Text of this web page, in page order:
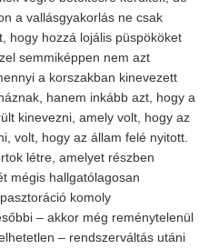
a vallásgyakorlás ne csak
hogy hozzá lojális püspököket
semmiképpen nem azt
a korszakban kinevezett
hanem inkább azt, hogy a
kinevezni, amely volt, hogy az
volt, hogy az állam felé nyitott.
létre, amelyet részben
mégis hallgatólagosan
komoly
– akkor még reménytelenül
– rendszerváltás utáni